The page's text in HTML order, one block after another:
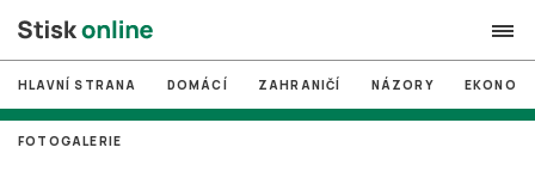
search
# MUNI
HLAVNÍ STRANA DOMÁCÍ ZAHRANIČÍ NÁZORY
FOTOGALERIE